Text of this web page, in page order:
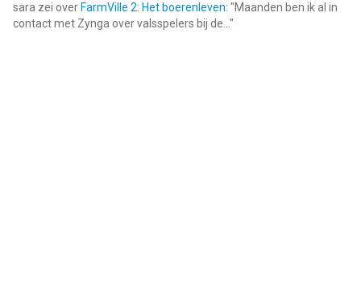
Kleurplaten voor Kinderen 2+ van JMH Developers OU is een
app voor iPhone, iPad en iPod touch met iOS versie 13.0 of
sara zei over FarmVille 2: Het boerenleven: "Maanden ben ik al in
contact met Zynga over valsspelers bij de... "